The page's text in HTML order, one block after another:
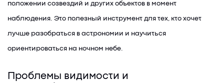
положении созвездий и других объектов в момент
наблюдения. Это полезный инструмент для тех, кто хочет
лучше разобраться в астрономии и научиться
ориентироваться на ночном небе.
Проблемы видимости и